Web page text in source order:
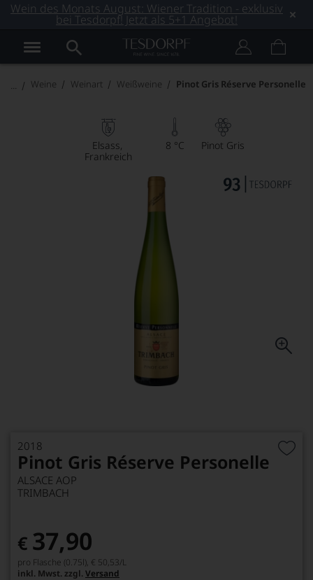
Wein des Monats August: Wiener Tradition - exklusiv
bei Tesdorpf! Jetzt als 5+1 Angebot!
Weine Weinart Weißweine Pinot Gris Réserve Personelle
Elsass
Frankreich
8 °C Pinot Gris
2018
Pinot Gris Réserve Personelle
ALSACE AOP
TRIMBACH
€ 37,90
pro Flasche (0.75l), € 50,53/L
inkl. Mwst. zzgl. Versand